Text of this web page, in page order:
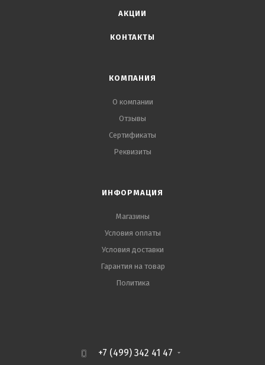
АКЦИИ
КОНТАКТЫ
КОМПАНИЯ
О компании
Отзывы
Сертификаты
Реквизиты
ИНФОРМАЦИЯ
Магазины
Условия оплаты
Условия доставки
Гарантия на товар
Политика
+7 (499) 342 41 47